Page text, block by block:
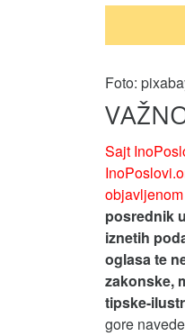
Кретање
Foto:
Sajt
posrednik
iznetih
oglasa te
zakonske,
tipske-
gore